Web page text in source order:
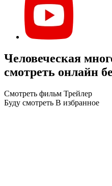
Человеческая
смотреть онлайн
Смотреть фильм Трейлер
Буду смотреть В избранное